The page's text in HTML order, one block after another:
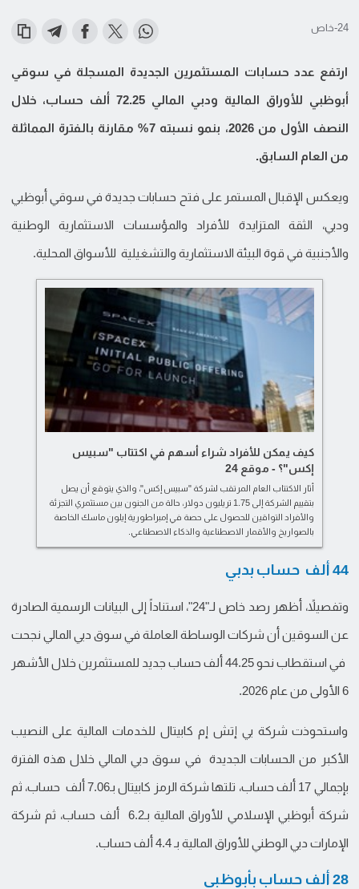
24-خاص
ارتفع عدد حسابات المستثمرين الجديدة المسجلة في سوقي
أبوظبي للأوراق المالية ودبي المالي 72.25 ألف حساب، خلال
النصف الأول من 2026، بنمو نسبته 7% مقارنة بالفترة المماثلة
من العام السابق.
ويعكس الإقبال المستمر على فتح حسابات جديدة في سوقي أبوظبي
ودبي، الثقة المتزايدة للأفراد والمؤسسات الاستثمارية الوطنية
والأجنبية في قوة البيئة الاستثمارية والتشغيلية للأسواق المحلية.
كيف يمكن للأفراد شراء أسهم في اكتتاب "سبيس
إكس"؟ - موقع 24
أثار الاكتتاب العام المرتقب لشركة "سبيس إكس"، والذي يتوقع أن يصل
بتقييم الشركة إلى 1.75 تريليون دولار، حالة من الجنون بين مستثمري التجزئة
والأفراد التواقين للحصول على حصة في إمبراطورية إيلون ماسك الخاصة
بالصواريخ والأقمار الاصطناعية والذكاء الاصطناعي.
44 ألف حساب بدبي
وتفصيلاً، أظهر رصد خاص لـ"24"، استناداً إلى البيانات الرسمية الصادرة
عن السوقين أن شركات الوساطة العاملة في سوق دبي المالي نجحت
في استقطاب نحو 44.25 ألف حساب جديد للمستثمرين خلال الأشهر
6 الأولى من عام 2026.
واستحوذت شركة بي إتش إم كابيتال للخدمات المالية على النصيب
الأكبر من الحسابات الجديدة في سوق دبي المالي خلال هذه الفترة
بإجمالي 17 ألف حساب، تلتها شركة الرمز كابيتال بـ7.06 ألف حساب، ثم
شركة أبوظبي الإسلامي للأوراق المالية بـ6.2 ألف حساب، ثم شركة
الإمارات دبي الوطني للأوراق المالية بـ 4.4 ألف حساب.
28 ألف حساب بأبوظبي